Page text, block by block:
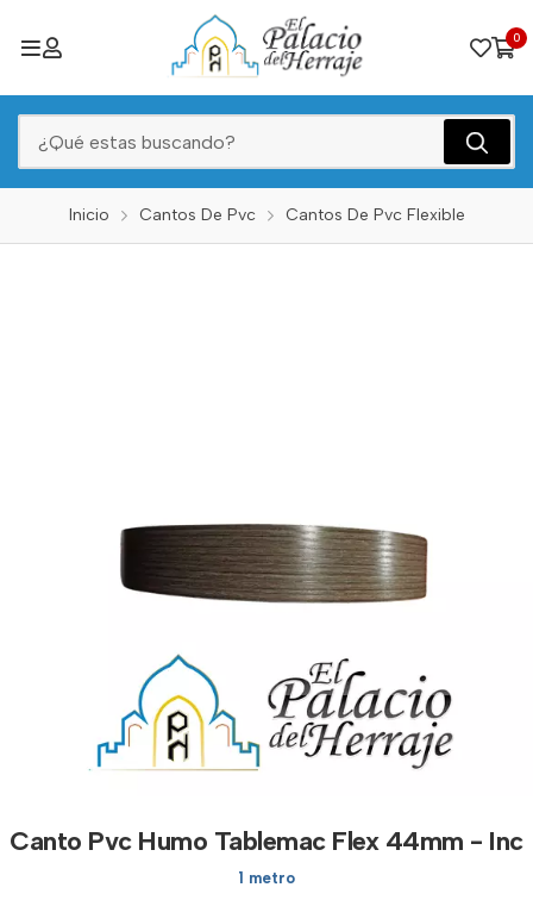
0
Inicio Cantos De Pvc Cantos De Pvc Flexible
Canto Pvc Humo Tablemac Flex 44mm - Inc
1 metro